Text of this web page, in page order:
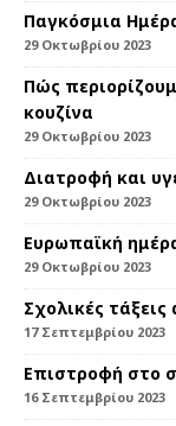
Παγκόσμια
29 Οκτωβρίου 2023
Πώς
κουζίνα
29 Οκτωβρίου 2023
Διατροφή και
29 Οκτωβρίου 2023
Eυρωπαϊκή
29 Οκτωβρίου 2023
Σχολικές
17 Σεπτεμβρίου 2023
Επιστροφή στο
16 Σεπτεμβρίου 2023